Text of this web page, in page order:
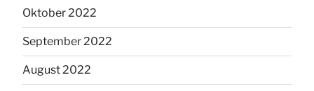
Oktober 2022
September 2022
August 2022